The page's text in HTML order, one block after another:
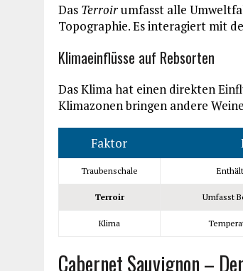
Das Terroirumfasst alle
Topographie. Es interagiert mit
Klimaeinflüsse auf Rebsorten
Das Klima hat einen direkten
Klimazonen bringen andere
Faktor
Traubenschale Enthält
Terroir Umfasst
Klima
Cabernet Sauvignon –